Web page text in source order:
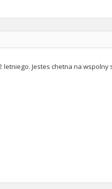
Jestes chetna na wspolny